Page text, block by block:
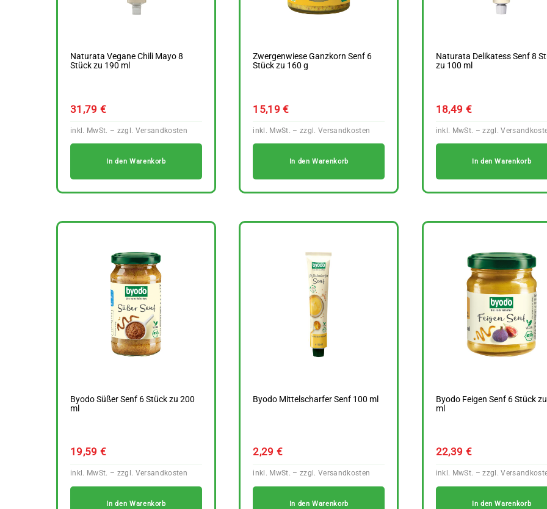
Naturata Vegane Chili Mayo 8
Stück zu 190 ml
31,79€
In den Warenkorb
Zwergenwiese Ganzkorn Senf 6
Stück zu 160 g
15,19€
In den Warenkorb
Naturata Delikatess Senf 8
zu 100 ml
18,49 €
In den Warenkorb
Byodo Süßer Senf 6 Stück zu 200
ml
19,59€
In den Warenkorb
Byodo Mittelscharfer Senf 100 ml
2,29 €
In den Warenkorb
Byodo Feigen Senf 6 Stück
ml
22,39 €
In den Warenkorb